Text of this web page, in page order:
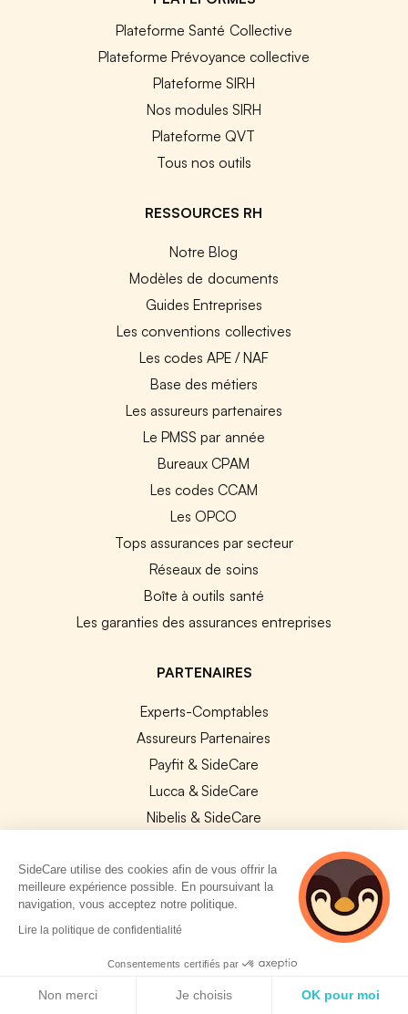
Plateforme Santé Collective
Plateforme Prévoyance collective
Plateforme SIRH
Nos modules SIRH
Plateforme QVT
Tous nos outils
RESSOURCES RH
Notre Blog
Modèles de documents
Guides Entreprises
Les conventions collectives
Les codes APE / NAF
Base des métiers
Les assureurs partenaires
Le PMSS par année
Bureaux CPAM
Les codes CCAM
Les OPCO
Tops assurances par secteur
Réseaux de soins
Boîte à outils santé
Les garanties des assurances entreprises
PARTENAIRES
Experts-Comptables
Assureurs Partenaires
Payfit & SideCare
Lucca & SideCare
Nibelis & SideCare
Lianeli & SideCare
API & INTEGRATIONS
Les SIRH / Systèmes de paie connectés
SideCare utilise des cookies afin de vous offrir la
meilleure expérience possible. En poursuivant la
navigation, vous acceptez notre politique.
Lire la politique de confidentialité
Consentements certifiés par
Non merci Je choisis OK pour moi
4 personnes
consultent
actuellement cette